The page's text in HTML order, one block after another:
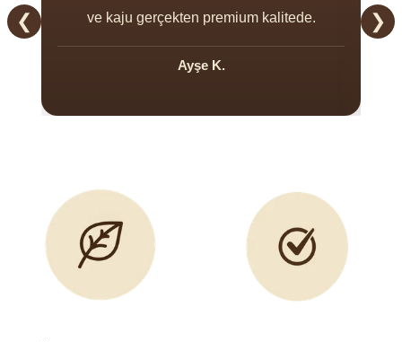
❮
ve kaju gerçekten premium kalitede.
Ayşe K.
❯